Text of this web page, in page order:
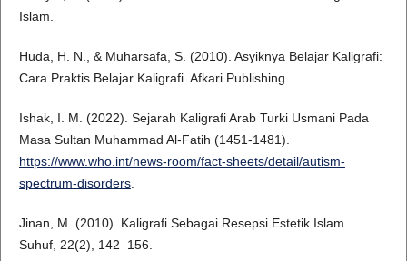
Islam.
Huda, H. N., & Muharsafa, S. (2010). Asyiknya Belajar Kaligrafi:
Cara Praktis Belajar Kaligrafi. Afkari Publishing.
Ishak, I. M. (2022). Sejarah Kaligrafi Arab Turki Usmani Pada
Masa Sultan Muhammad Al-Fatih (1451-1481).
https://www.who.int/news-room/fact-sheets/detail/autism-
spectrum-disorders.
Jinan, M. (2010). Kaligrafi Sebagai Resepsi Estetik Islam.
Suhuf, 22(2), 142–156.